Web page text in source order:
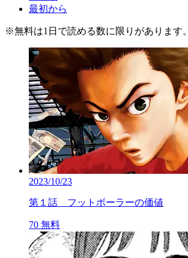
最初から
※無料は1日で読める数に限りがあります。
2023/10/23
第１話 フットボーラーの価値
70 無料